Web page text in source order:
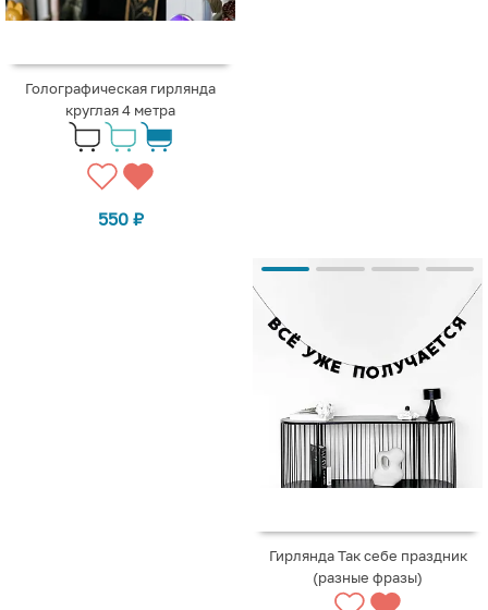
Голографическая гирлянда
круглая 4 метра
550 ₽
Гирлянда Так себе праздник
(разные фразы)